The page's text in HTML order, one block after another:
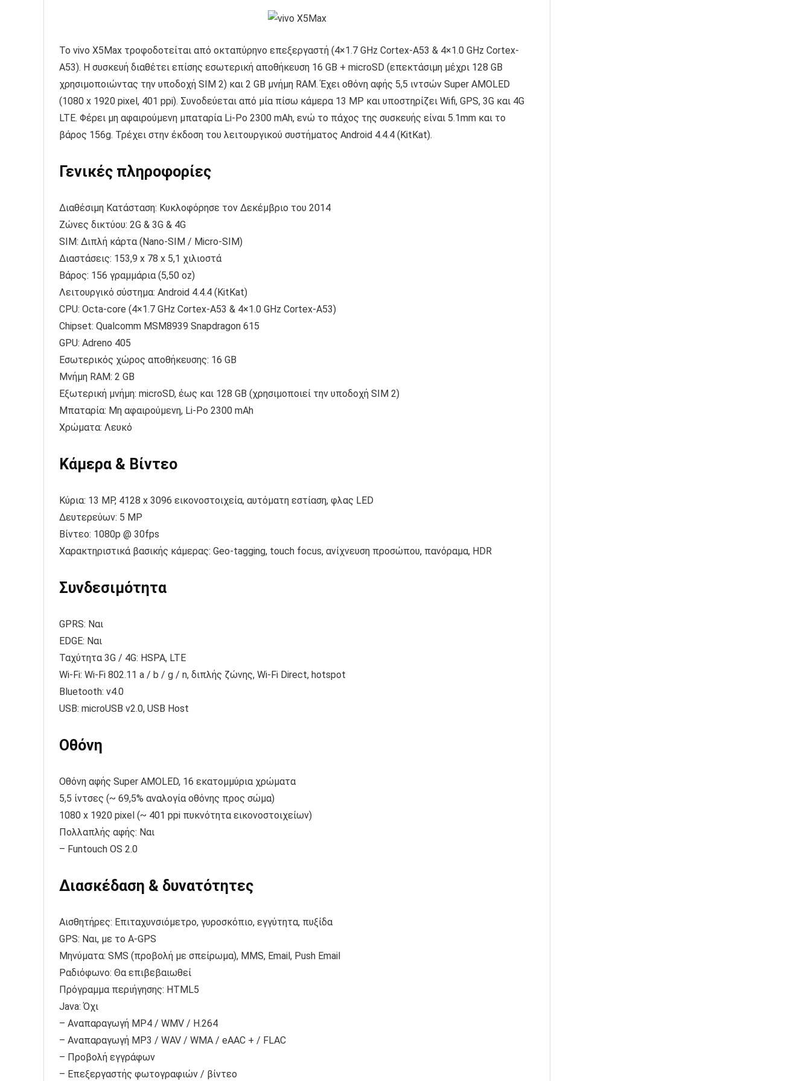
Το vivo X5Max τροφοδοτείται από οκταπύρηνο επεξεργαστή (4×1.7 GHz Cortex-A53 & 4×1.0 GHz Cortex-
A53). Η συσκευή διαθέτει επίσης εσωτερική αποθήκευση 16 GB + microSD (επεκτάσιμη μέχρι 128 GB
χρησιμοποιώντας την υποδοχή SIM 2) και 2 GB μνήμη RAM. Έχει οθόνη αφής 5,5 ιντσών Super AMOLED
(1080 x 1920 pixel, 401 ppi). Συνοδεύεται από μία πίσω κάμερα 13 MP και υποστηρίζει Wifi, GPS, 3G και 4G
LTE. Φέρει μη αφαιρούμενη μπαταρία Li-Po 2300 mAh, ενώ το πάχος της συσκευής είναι 5.1mm και το
βάρος 156g. Τρέχει στην έκδοση του λειτουργικού συστήματος Android 4.4.4 (KitKat).
Γενικές πληροφορίες
Διαθέσιμη Κατάσταση: Κυκλοφόρησε τον Δεκέμβριο του 2014
Ζώνες δικτύου: 2G & 3G & 4G
SIM: Διπλή κάρτα (Nano-SIM / Micro-SIM)
Διαστάσεις: 153,9 x 78 x 5,1 χιλιοστά
Βάρος: 156 γραμμάρια (5,50 oz)
Λειτουργικό σύστημα: Android 4.4.4 (KitKat)
CPU: Octa-core (4×1.7 GHz Cortex-A53 & 4×1.0 GHz Cortex-A53)
Chipset: Qualcomm MSM8939 Snapdragon 615
GPU: Adreno 405
Εσωτερικός χώρος αποθήκευσης: 16 GB
Μνήμη RAM: 2 GB
Εξωτερική μνήμη: microSD, έως και 128 GB (χρησιμοποιεί την υποδοχή SIM 2)
Μπαταρία: Μη αφαιρούμενη, Li-Po 2300 mAh
Χρώματα: Λευκό
Κάμερα & Βίντεο
Κύρια: 13 MP, 4128 x 3096 εικονοστοιχεία, αυτόματη εστίαση, φλας LED
Δευτερεύων: 5 MP
Βίντεο: 1080p @ 30fps
Χαρακτηριστικά βασικής κάμερας: Geo-tagging, touch focus, ανίχνευση προσώπου, πανόραμα, HDR
Συνδεσιμότητα
GPRS: Ναι
EDGE: Ναι
Ταχύτητα 3G / 4G: HSPA, LTE
Wi-Fi: Wi-Fi 802.11 a / b / g / n, διπλής ζώνης, Wi-Fi Direct, hotspot
Bluetooth: v4.0
USB: microUSB v2.0, USB Host
Οθόνη
Οθόνη αφής Super AMOLED, 16 εκατομμύρια χρώματα
5,5 ίντσες (~ 69,5% αναλογία οθόνης προς σώμα)
1080 x 1920 pixel (~ 401 ppi πυκνότητα εικονοστοιχείων)
Πολλαπλής αφής: Ναι
– Funtouch OS 2.0
Διασκέδαση & δυνατότητες
Αισθητήρες: Επιταχυνσιόμετρο, γυροσκόπιο, εγγύτητα, πυξίδα
GPS: Ναι, με το A-GPS
Μηνύματα: SMS (προβολή με σπείρωμα), MMS, Email, Push Email
Ραδιόφωνο: Θα επιβεβαιωθεί
Πρόγραμμα περιήγησης: HTML5
Java: Όχι
– Αναπαραγωγή MP4 / WMV / H.264
– Αναπαραγωγή MP3 / WAV / WMA / eAAC + / FLAC
– Προβολή εγγράφων
– Επεξεργαστής φωτογραφιών / βίντεο